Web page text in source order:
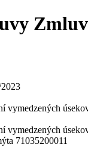
vymedzených
vymedzených
71035200011